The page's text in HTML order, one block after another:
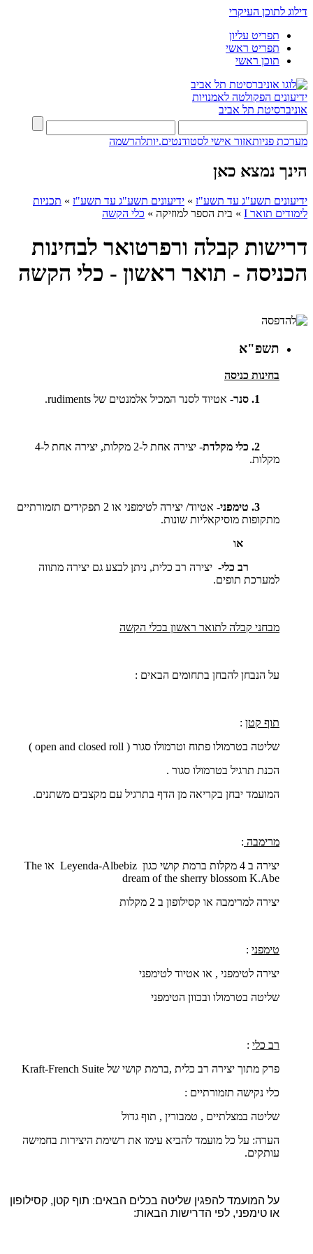
דילוג לתוכן העיקרי
תפריט עליון
תפריט ראשי
תוכן ראשי
ידיעונים הפקולטה לאמנויות
אוניברסיטת תל אביב
מערכת פניותאזור אישי לסטודנטים.יותלהרשמה
הינך נמצא כאן
ידיעונים תשע"ג עד תשע"ז » ידיעונים תשע"ג עד תשע"ז » תכניות
לימודים תואר I
» בית הספר למוזיקה » כלי הקשה
דרישות קבלה ורפרטואר לבחינות
הכניסה - תואר ראשון - כלי הקשה
תשפ"א
בחינות כניסה
- אטיוד לסנר המכיל אלמנטים של rudiments
.
- יצירה אחת ל-2 מקלות, יצירה אחת ל-4
מקלות.
אטיוד/ יצירה לטימפני או 2 תפקידים תזמורתיים
מתקופות מוסיקאליות שונות.
או
רב כלי- יצירה רב כלית, ניתן לבצע גם יצירה מתווה
למערכת תופים.
מבחני קבלה לתואר ראשון בכלי הקשה
על הנבחן להבחן בתחומים הבאים :
תוף קטן :
שליטה בטרמולו פתוח וטרמולו סגור ( open and closed roll
)
הכנת תרגיל בטרמולו סגור .
המועמד יבחן בקריאה מן הדף בתרגיל עם מקצבים משתנים.
מרימבה :
יצירה ב 4 מקלות ברמת קושי כגון
Leyenda-Albebiz או The
dream of the sherry blossom K.Abe
יצירה למרימבה או קסילופון ב 2 מקלות
טימפני :
יצירה לטימפני , או אטיוד לטימפני
שליטה בטרמולו ובכוון הטימפני
רב כלי :
פרק מתוך יצירה רב כלית ,ברמת קושי של French Suite
-
Kraft
כלי נקישה תזמורתיים :
שליטה במצלתיים , טמבורין , תוף גדול
הערה: על כל מועמד להביא עימו את רשימת היצירות בחמישה
עותקים.
על המועמד להפגין שליטה בכלים הבאים: תוף קטן, קסילופון
או טימפני, לפי הדרישות הבאות: